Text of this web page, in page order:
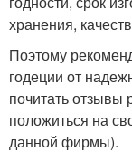
хранения,
Поэтому
годеции от
почитать отзывы
положиться на
данной фирмы).